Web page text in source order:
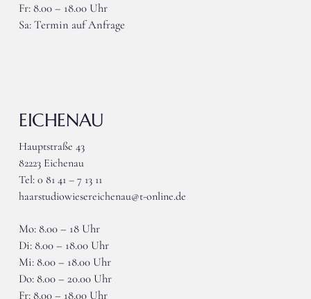
Fr: 8.00 – 18.00 Uhr
Sa: Termin auf Anfrage
EICHENAU
Hauptstraße 43
82223 Eichenau
Tel: 0 81 41 – 7 13 11
haarstudiowiesereichenau@t-online.de
Mo: 8.00 – 18 Uhr
Di: 8.00 – 18.00 Uhr
Mi: 8.00 – 18.00 Uhr
Do: 8.00 – 20.00 Uhr
Fr: 8.00 – 18.00 Uhr